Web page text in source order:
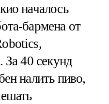
началось
бармена от
. За 40 секунд
налить пиво,